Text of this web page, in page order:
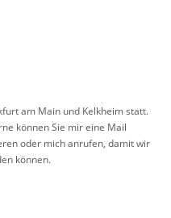
am Main und Kelk­heim statt.
kön­nen Sie mir eine Mail
oder mich an­ru­fen, damit wir
kön­nen.